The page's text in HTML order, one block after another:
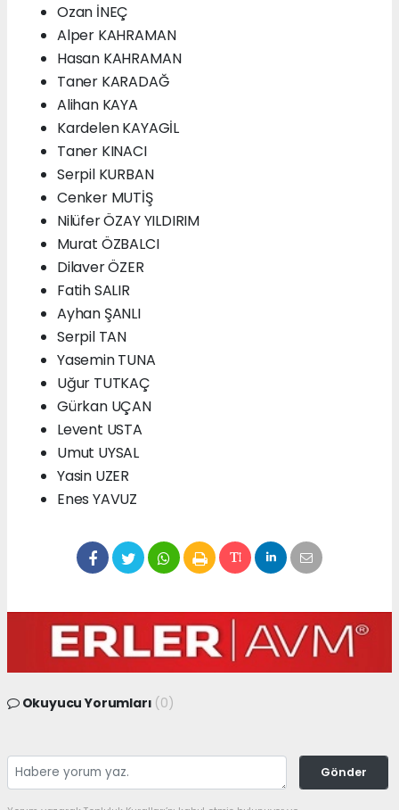
Ozan İNEÇ
Alper KAHRAMAN
Hasan KAHRAMAN
Taner KARADAĞ
Alihan KAYA
Kardelen KAYAGİL
Taner KINACI
Serpil KURBAN
Cenker MUTİŞ
Nilüfer ÖZAY YILDIRIM
Murat ÖZBALCI
Dilaver ÖZER
Fatih SALIR
Ayhan ŞANLI
Serpil TAN
Yasemin TUNA
Uğur TUTKAÇ
Gürkan UÇAN
Levent USTA
Umut UYSAL
Yasin UZER
Enes YAVUZ
Okuyucu Yorumları (0)
Gönder